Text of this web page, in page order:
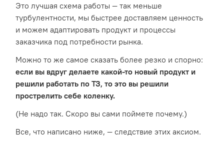
Это лучшая схема работы — так меньше
турбулентности, мы быстрее доставляем ценность
и можем адаптировать продукт и процессы
заказчика под потребности рынка.
Можно то же самое сказать более резко и спорно:
если вы вдруг делаете какой-то новый продукт и
решили работать по ТЗ, то это вы решили
прострелить себе коленку.
(Не надо так. Скоро вы сами поймете почему.)
Все, что написано ниже, — следствие этих аксиом.